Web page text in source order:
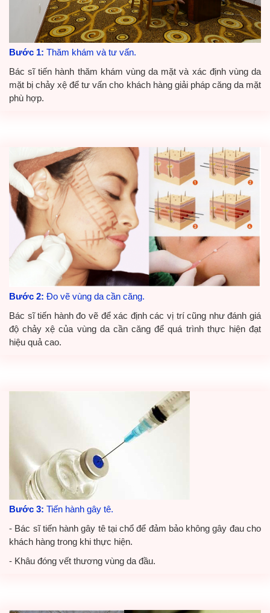
Bước 1: Thăm khám và tư vấn.
Bác sĩ tiến hành thăm khám vùng da mặt và xác định vùng da
mặt bị chảy xệ để tư vấn cho khách hàng giải pháp căng da mặt
phù hợp.
Bước 2: Đo vẽ vùng da cần căng.
Bác sĩ tiến hành đo vẽ để xác định các vị trí cũng như đánh giá
độ chảy xệ của vùng da cần căng để quá trình thực hiện đạt
hiệu quả cao.
Bước 3: Tiến hành gây tê.
- Bác sĩ tiến hành gây tê tại chổ để đảm bảo không gây đau cho
khách hàng trong khi thực hiện.
- Khâu đóng vết thương vùng da đầu.